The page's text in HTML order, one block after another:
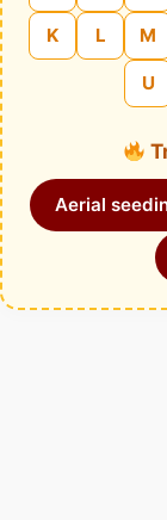
K L M
U
Aerial